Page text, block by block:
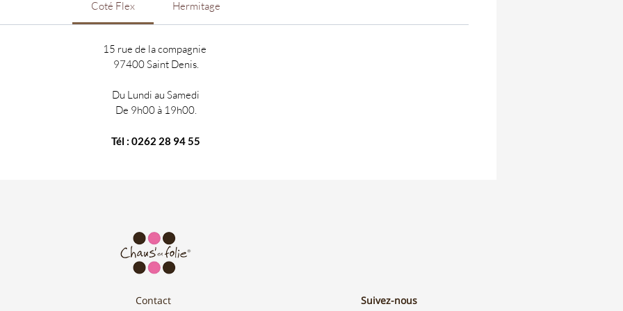
Coté Flex Hermitage
15 rue de la compagnie
97400 Saint Denis.
Du Lundi au Samedi
De 9h00 à 19h00.
Tél : 0262 28 94 55
Contact Suivez-nous